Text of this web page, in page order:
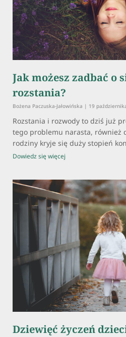
Jak możesz zadbać o
rozstania?
Bożena Paczuska-Jałowińska 19
Rozstania i rozwody to dziś już
tego problemu narasta, również
rodziny kryje się duży stopień
Dowiedz się więcej
Dziewięć życzeń